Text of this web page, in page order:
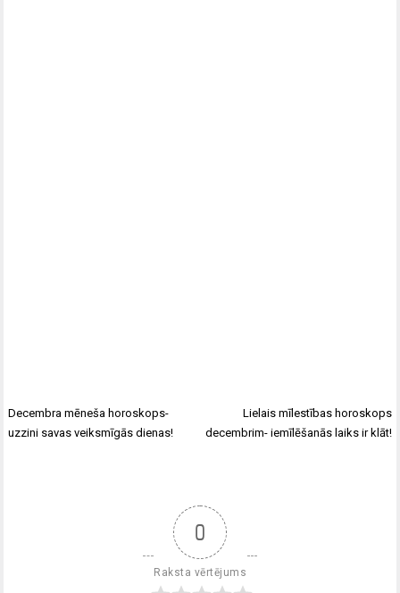
Decembra mēneša horoskops-
uzzini savas veiksmīgās dienas!
Lielais mīlestības horoskops
decembrim- iemīlēšanās laiks ir klāt!
0
Raksta vērtējums